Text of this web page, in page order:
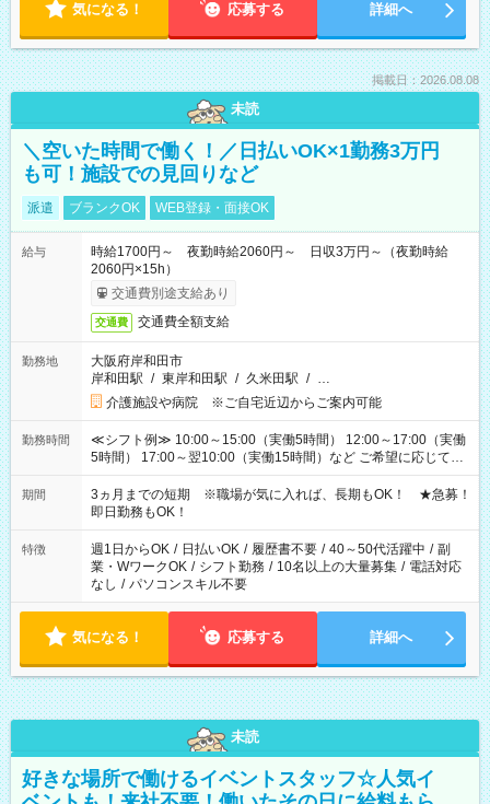
気になる！ 応募する 詳細へ
掲載日：2026.08.08
未読
＼空いた時間で働く！／日払いOK×1勤務3万円
も可！施設での見回りなど
派遣 ブランクOK WEB登録・面接OK
給与
時給1700円～ 夜勤時給2060円～ 日収3万円～（夜勤時給
2060円×15h）
交通費別途支給あり
交通費 交通費全額支給
勤務地
大阪府岸和田市
岸和田駅 / 東岸和田駅 / 久米田駅 / …
介護施設や病院 ※ご自宅近辺からご案内可能
勤務時間
≪シフト例≫ 10:00～15:00（実働5時間） 12:00～17:00（実働
5時間） 17:00～翌10:00（実働15時間）など ご希望に応じて、
働く時間は調整できます！ お気軽に担当へ相談ください！
期間
3ヵ月までの短期 ※職場が気に入れば、長期もOK！ ★急募！
即日勤務もOK！
特徴 週1日からOK / 日払いOK / 履歴書不要 / 40～50代活躍中 / 副
業・WワークOK / シフト勤務 / 10名以上の大量募集 / 電話対応
なし / パソコンスキル不要
気になる！ 応募する 詳細へ
未読
好きな場所で働けるイベントスタッフ☆人気イ